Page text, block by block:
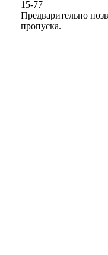
15-77
Предварительно
пропуска.